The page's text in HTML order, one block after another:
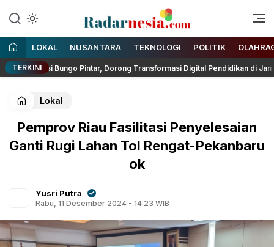
Radarnesia
Enak Dibaca
LOKAL NUSANTARA TEKNOLOGI POLITIK
TERKINI
Bungo Pintar, Dorong Transformasi Digital Pendidikan di Jambi
Lokal
Pemprov Riau Fasilitasi Penyelesaian
Ganti Rugi Lahan Tol Rengat-Pekanbaru
ok
Yusri Putra
Rabu, 11 Desember 2024 - 14:23 WIB